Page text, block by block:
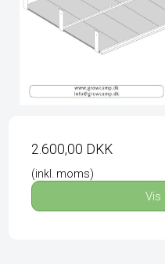
2.600,00 DKK
(inkl. moms)
Vis